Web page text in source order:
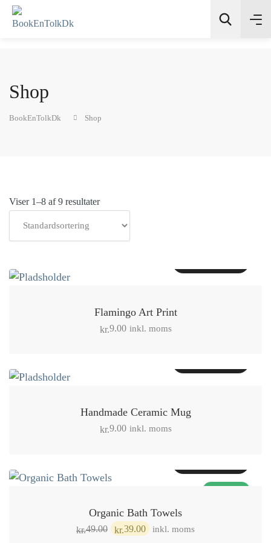
Shop
BookEnTolkDk Shop
Viser 1–8 af 9 resultater
Flamingo Art Print
kr.9.00 inkl. moms
Handmade Ceramic Mug
kr.9.00 inkl. moms
Organic Bath Towels
kr.49.00 Den
kr.39.00 Den
inkl. moms